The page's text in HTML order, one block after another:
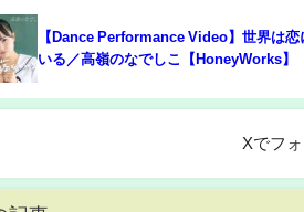
【Dance Performance Video】世界は恋
いる／高嶺のなでしこ【HoneyWorks】
Xでフ